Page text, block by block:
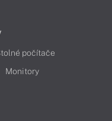
počítače
Monitory